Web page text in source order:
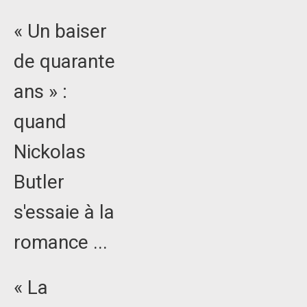
« Un baiser
de quarante
ans » :
quand
Nickolas
Butler
s'essaie à la
romance ...
« La